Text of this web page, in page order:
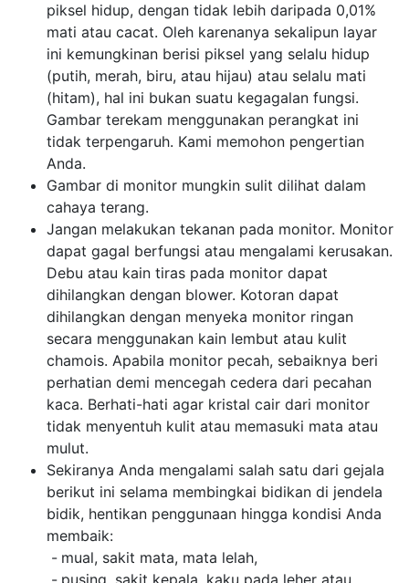
piksel hidup, dengan tidak lebih daripada 0,01%
mati atau cacat. Oleh karenanya sekalipun layar
ini kemungkinan berisi piksel yang selalu hidup
(putih, merah, biru, atau hijau) atau selalu mati
(hitam), hal ini bukan suatu kegagalan fungsi.
Gambar terekam menggunakan perangkat ini
tidak terpengaruh. Kami memohon pengertian
Anda.
Gambar di monitor mungkin sulit dilihat dalam
cahaya terang.
Jangan melakukan tekanan pada monitor. Monitor
dapat gagal berfungsi atau mengalami kerusakan.
Debu atau kain tiras pada monitor dapat
dihilangkan dengan blower. Kotoran dapat
dihilangkan dengan menyeka monitor ringan
secara menggunakan kain lembut atau kulit
chamois. Apabila monitor pecah, sebaiknya beri
perhatian demi mencegah cedera dari pecahan
kaca. Berhati-hati agar kristal cair dari monitor
tidak menyentuh kulit atau memasuki mata atau
mulut.
Sekiranya Anda mengalami salah satu dari gejala
berikut ini selama membingkai bidikan di jendela
bidik, hentikan penggunaan hingga kondisi Anda
membaik:
mual, sakit mata, mata lelah,
pusing, sakit kepala, kaku pada leher atau